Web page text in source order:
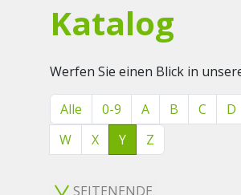
Katalog
Werfen Sie einen Blick in
Alle 0-9 A B C D
W
X Y Z
SEITENENDE